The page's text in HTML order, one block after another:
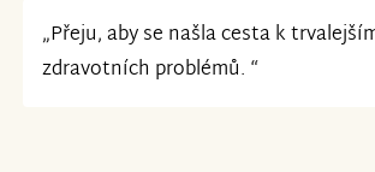
„Přeju, aby se našla cesta k
zdravotních problémů. “